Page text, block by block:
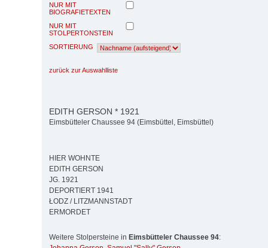
NUR MIT
BIOGRAFIETEXTEN
NUR MIT
STOLPERTONSTEIN
SORTIERUNG
zurück zur Auswahlliste
EDITH GERSON * 1921
Eimsbütteler Chaussee 94 (Eimsbüttel, Eimsbüttel)
HIER WOHNTE
EDITH GERSON
JG. 1921
DEPORTIERT 1941
ŁODZ / LITZMANNSTADT
ERMORDET
Weitere Stolpersteine in Eimsbütteler Chaussee 94: